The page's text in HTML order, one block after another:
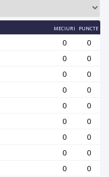
MECIURI PUNCTE
0
0
0
0
0
0
0
0
0
0
0
0
0
0
0
0
0
0